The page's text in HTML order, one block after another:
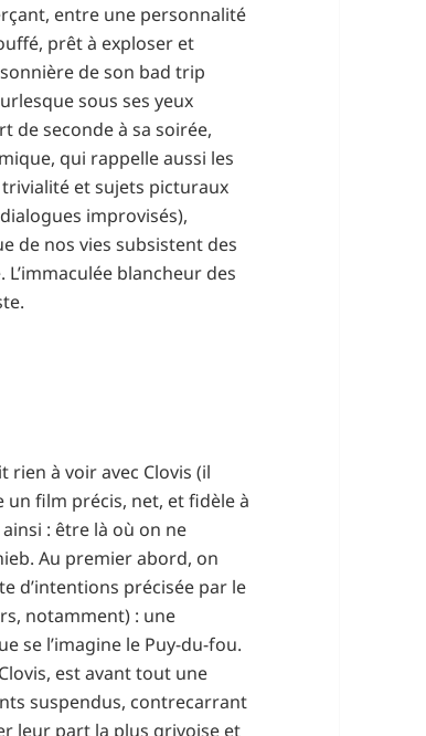
entre une personnalité
prêt à exploser et
de son bad trip
sous ses yeux
de seconde à sa soirée,
qui rappelle aussi les
et sujets picturaux
improvisés),
de nos vies subsistent des
blancheur des
rien à voir avec Clovis (il
un film précis, net, et fidèle à
: être là où on ne
Au premier abord, on
d’intentions précisée par le
notamment) : une
se l’imagine le Puy-du-fou.
est avant tout une
suspendus, contrecarrant
leur part la plus grivoise et